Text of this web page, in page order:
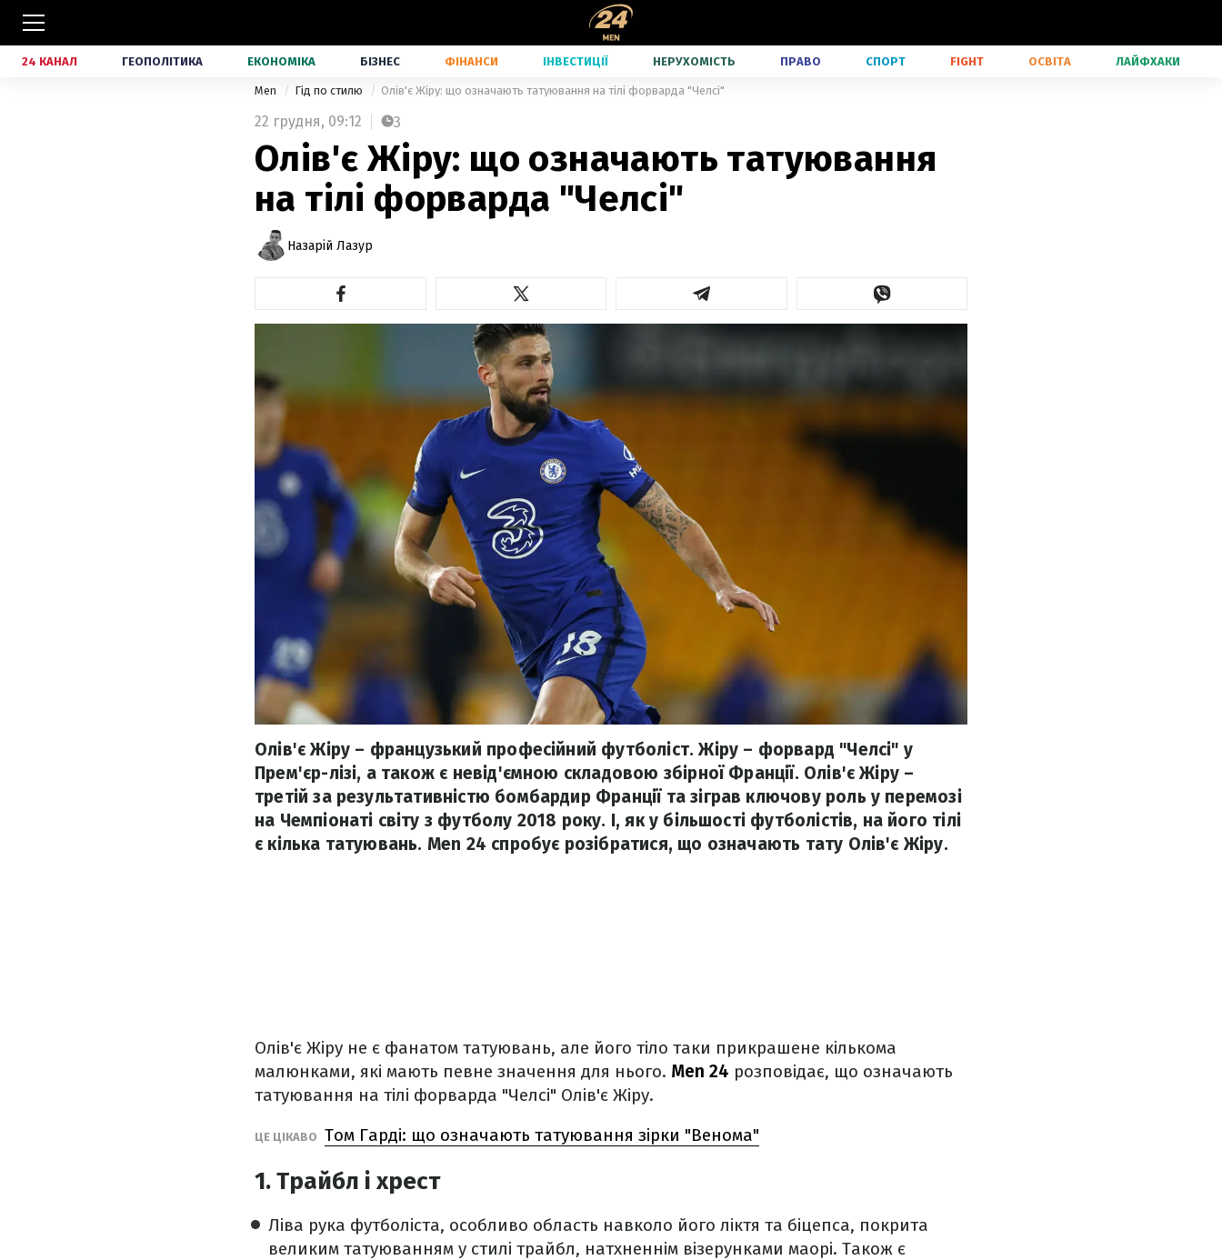
24 КАНАЛ ГЕОПОЛІТИКА ЕКОНОМІКА БІЗНЕС ФІНАНСИ ІНВЕСТИЦІЇ НЕРУХОМІСТЬ ПРАВО СПОРТ FIGHT ОСВІТА ЛАЙФХАКИ
Men Гід по стилю Олів'є Жіру: що означають татуювання на тілі форварда "Челсі"
22 грудня, 09:12 3
Олів'є Жіру: що означають татуювання
на тілі форварда "Челсі"
Назарій Лазур
Олів'є Жіру – французький професійний футболіст. Жіру – форвард "Челсі" у
Прем'єр-лізі, а також є невід'ємною складовою збірної Франції. Олів'є Жіру –
третій за результативністю бомбардир Франції та зіграв ключову роль у перемозі
на Чемпіонаті світу з футболу 2018 року. І, як у більшості футболістів, на його тілі
є кілька татуювань. Men 24 спробує розібратися, що означають тату Олів'є Жіру.
Олів'є Жіру не є фанатом татуювань, але його тіло таки прикрашене кількома
малюнками, які мають певне значення для нього. Men 24 розповідає, що означають
татуювання на тілі форварда "Челсі" Олів'є Жіру.
ЦЕ ЦІКАВО Том Гарді: що означають татуювання зірки "Венома"
1. Трайбл і хрест
Ліва рука футболіста, особливо область навколо його ліктя та біцепса, покрита
великим татуюванням у стилі трайбл, натхненнім візерунками маорі. Також є